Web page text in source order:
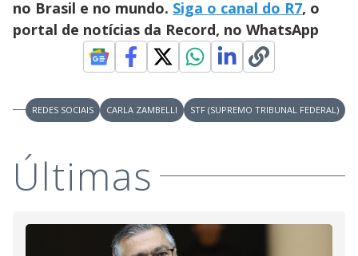
no Brasil e no mundo. Siga o canal do R7, o
portal de notícias da Record, no WhatsApp
REDES SOCIAIS CARLA ZAMBELLI STF (SUPREMO TRIBUNAL FEDERAL)
Últimas